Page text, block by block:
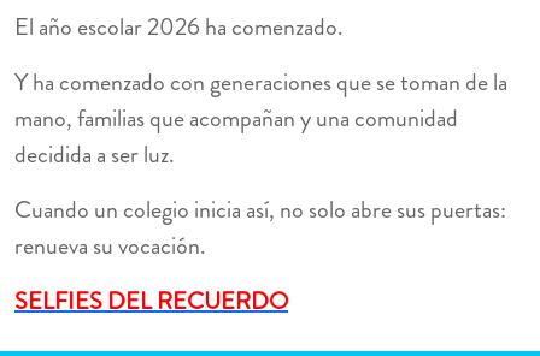
El año escolar 2026 ha comenzado.
Y ha comenzado con generaciones que se toman de la
mano, familias que acompañan y una comunidad
decidida a ser luz.
Cuando un colegio inicia así, no solo abre sus puertas:
renueva su vocación.
SELFIES DEL RECUERDO